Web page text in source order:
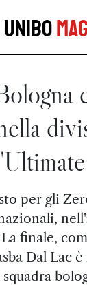
pagina
Unibo
per gli
finale,
Dal Lac
squadra